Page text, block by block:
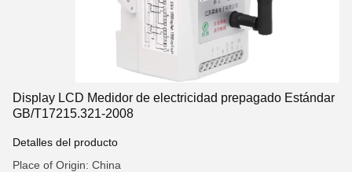
Display LCD Medidor de electricidad prepagado Estándar
GB/T17215.321-2008
Detalles del producto
Place of Origin: China